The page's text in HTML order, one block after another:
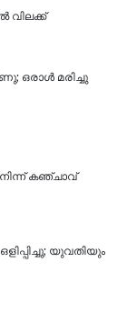
വിലക്ക്
ഒരാൾ മരിച്ചു
കഞ്ചാവ്
യുവതിയും